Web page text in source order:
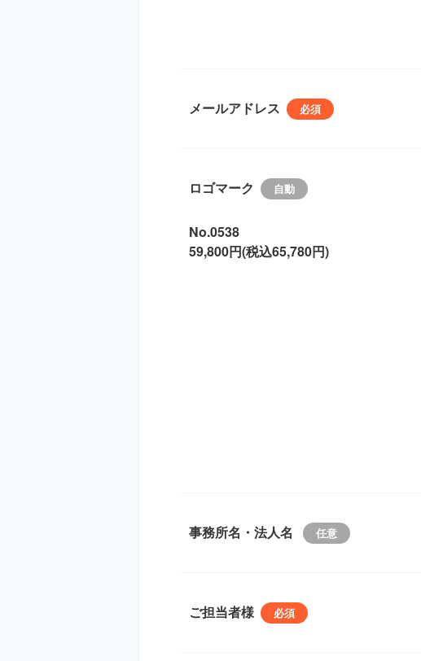
メールアドレス
ロゴマーク
No.0538
59,800円(税込65,780円)
事務所名・法人名
ご担当者様